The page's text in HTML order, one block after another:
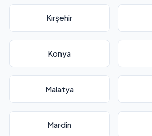
Kırşehir
Konya
Malatya
Mardin